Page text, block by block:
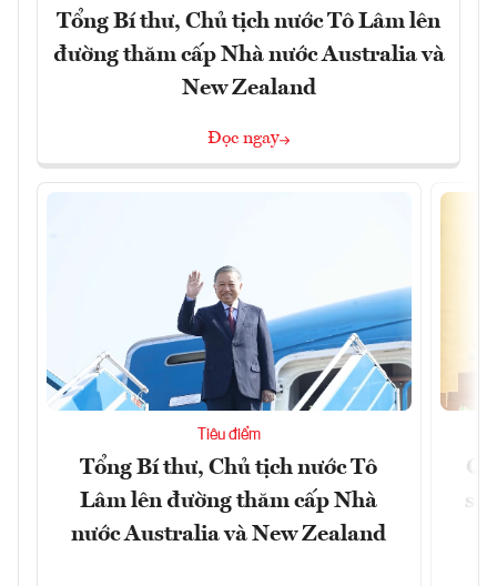
Tổng Bí thư, Chủ tịch nước Tô Lâm lên
đường thăm cấp Nhà nước Australia và
New Zealand
Đọc ngay
Tiêu điểm
Tổng Bí thư, Chủ tịch nước Tô
Lâm lên đường thăm cấp Nhà
nước Australia và New Zealand